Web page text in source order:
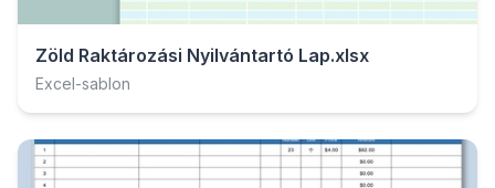
Zöld Raktározási Nyilvántartó Lap.xlsx
Excel-sablon